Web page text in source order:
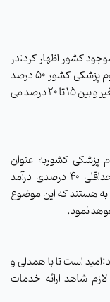
کشور اظهار کرد:در
حال حاضر متوسط کاهش درآمد دانشگاههای علوم پزشکی کشور 50 درصد
است که این رقم در دانشگاه علوم پزشکی سبزوارمتغیر و بین 15 تا 20 درصد می
پزشکی کشوربه عنوان
بالاترین منبع درآمد اختصاصی دولت با کاهش حداقلی 40 درصدی درآمد
هزینه ها رو به هستند که این موضوع
نمود.
است تا با همدلی و
شاهد ارائه خدمات